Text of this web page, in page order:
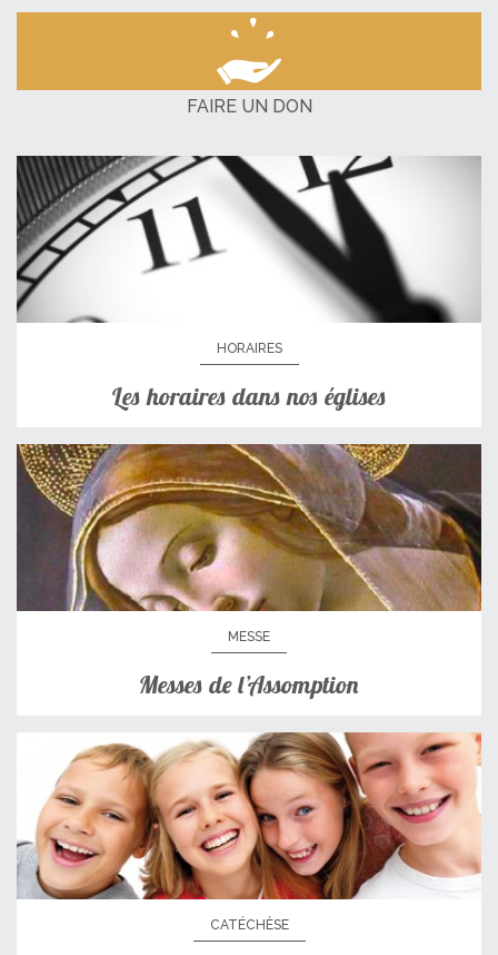
FAIRE UN DON
HORAIRES
Les horaires dans nos églises
MESSE
Messes de l’Assomption
CATÉCHÈSE